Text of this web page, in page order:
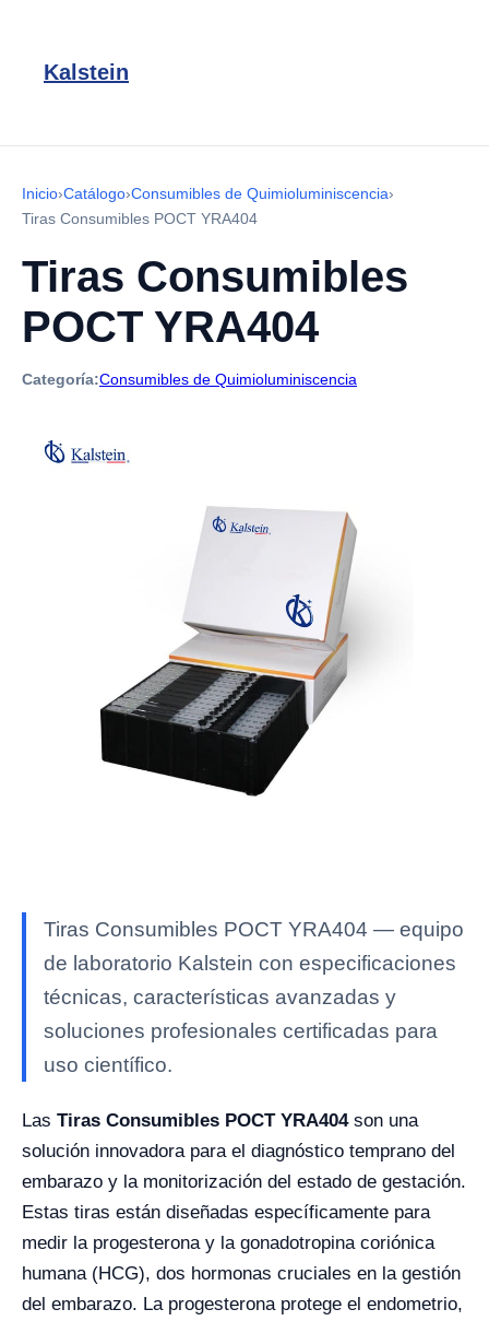
Kalstein
Inicio›Catálogo›Consumibles de Quimioluminiscencia›
Tiras Consumibles POCT YRA404
Tiras Consumibles
POCT YRA404
Categoría:Consumibles de Quimioluminiscencia
Tiras Consumibles POCT YRA404 — equipo
de laboratorio Kalstein con especificaciones
técnicas, características avanzadas y
soluciones profesionales certificadas para
uso científico.
Las Tiras Consumibles POCT YRA404son una
solución innovadora para el diagnóstico temprano del
embarazo y la monitorización del estado de gestación.
Estas tiras están diseñadas específicamente para
medir la progesterona y la gonadotropina coriónica
humana (HCG), dos hormonas cruciales en la gestión
del embarazo. La progesterona protege el endometrio,